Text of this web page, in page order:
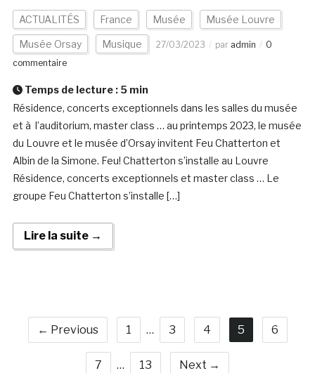
ACTUALITÉS France Musée Musée Louvre
Musée Orsay Musique 27/03/2023 par admin
0
commentaire
Temps de lecture : 5 min
Résidence, concerts exceptionnels dans les salles du musée
et à l’auditorium, master class … au printemps 2023, le musée
du Louvre et le musée d’Orsay invitent Feu Chatterton et
Albin de la Simone. Feu! Chatterton s’installe au Louvre
Résidence, concerts exceptionnels et master class … Le
groupe Feu Chatterton s’installe […]
Lire la suite →
← Previous 1 … 3 4 5 6
7 … 13 Next →